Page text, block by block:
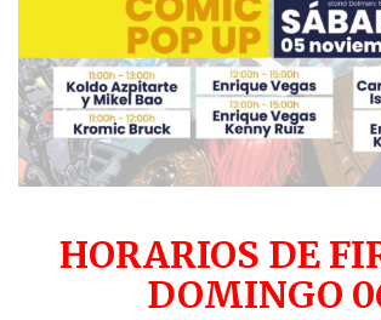
HORARIOS DE
DOMINGO